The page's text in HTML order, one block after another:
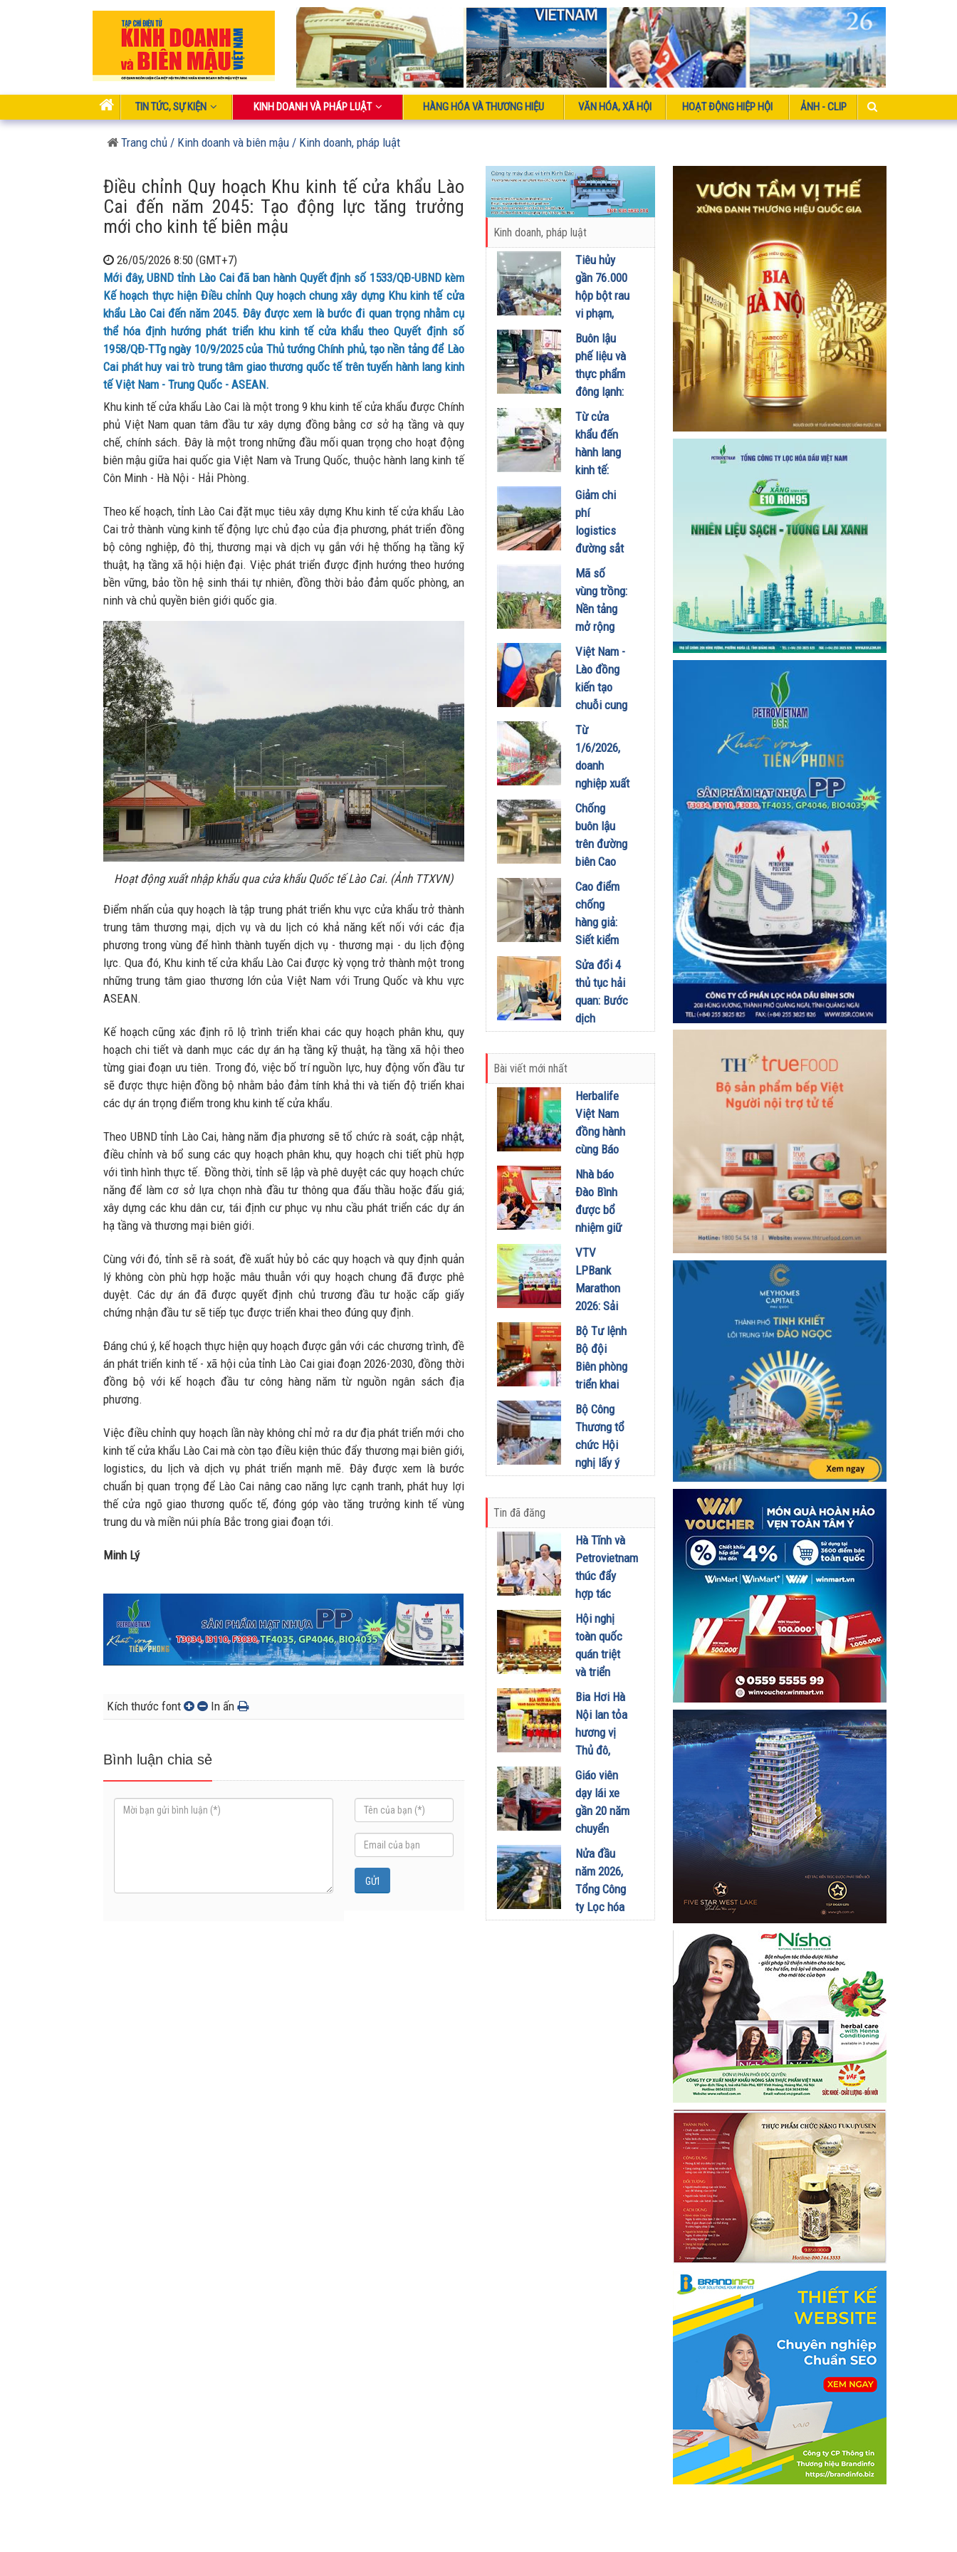
TIN TỨC, SỰ KIỆN KINH DOANH VÀ PHÁP LUẬT HÀNG HÓA VÀ THƯƠNG HIỆU VĂN HÓA, XÃ HỘI HOẠT ĐỘNG HIỆP HỘI ẢNH - CLIP
Trang chủ / Kinh doanh và biên mậu / Kinh doanh, pháp luật
Điều chỉnh Quy hoạch Khu kinh tế cửa khẩu Lào
Cai đến năm 2045: Tạo động lực tăng trưởng
mới cho kinh tế biên mậu
26/05/2026 8:50 (GMT+7)
Mới đây, UBND tỉnh Lào Cai đã ban hành Quyết định số 1533/QĐ-UBND kèm
Kế hoạch thực hiện Điều chỉnh Quy hoạch chung xây dựng Khu kinh tế cửa
khẩu Lào Cai đến năm 2045. Đây được xem là bước đi quan trọng nhằm cụ
thể hóa định hướng phát triển khu kinh tế cửa khẩu theo Quyết định số
1958/QĐ-TTg ngày 10/9/2025 của Thủ tướng Chính phủ, tạo nền tảng để Lào
Cai phát huy vai trò trung tâm giao thương quốc tế trên tuyến hành lang kinh
tế Việt Nam - Trung Quốc - ASEAN.
Khu kinh tế cửa khẩu Lào Cai là một trong 9 khu kinh tế cửa khẩu được Chính
phủ Việt Nam quan tâm đầu tư xây dựng đồng bằng cơ sở hạ tầng và quy
chế, chính sách. Đây là một trong những đầu mối quan trọng cho hoạt động
biên mậu giữa hai quốc gia Việt Nam và Trung Quốc, thuộc hành lang kinh tế
Côn Minh - Hà Nội - Hải Phòng.
Theo kế hoạch, tỉnh Lào Cai đặt mục tiêu xây dựng Khu kinh tế cửa khẩu Lào
Cai trở thành vùng kinh tế động lực chủ đạo của địa phương, phát triển đồng
bộ công nghiệp, đô thị, thương mại và dịch vụ gắn với hệ thống hạ tầng kỹ
thuật, hạ tầng xã hội hiện đại. Việc phát triển được định hướng theo hướng
bền vững, bảo tồn hệ sinh thái tự nhiên, đồng thời bảo đảm quốc phòng, an
ninh và chủ quyền biên giới quốc gia.
Hoạt động xuất nhập khẩu qua cửa khẩu Quốc tế Lào Cai. (Ảnh TTXVN)
Điểm nhấn của quy hoạch là tập trung phát triển khu vực cửa khẩu trở thành
trung tâm thương mại, dịch vụ và du lịch có khả năng kết nối với các địa
phương trong vùng để hình thành tuyến dịch vụ - thương mại - du lịch động
lực. Qua đó, Khu kinh tế cửa khẩu Lào Cai được kỳ vọng trở thành một trong
những trung tâm giao thương lớn của Việt Nam với Trung Quốc và khu vực
ASEAN.
Kế hoạch cũng xác định rõ lộ trình triển khai các quy hoạch phân khu, quy
hoạch chi tiết và danh mục các dự án hạ tầng kỹ thuật, hạ tầng xã hội theo
từng giai đoạn ưu tiên. Trong đó, việc bố trí nguồn lực, huy động vốn đầu tư
sẽ được thực hiện đồng bộ nhằm bảo đảm tính khả thi và tiến độ triển khai
các dự án trọng điểm trong khu kinh tế cửa khẩu.
Theo UBND tỉnh Lào Cai, hàng năm địa phương sẽ tổ chức rà soát, cập nhật,
điều chỉnh và bổ sung các quy hoạch phân khu, quy hoạch chi tiết phù hợp
với tình hình thực tế. Đồng thời, tỉnh sẽ lập và phê duyệt các quy hoạch chức
năng để làm cơ sở lựa chọn nhà đầu tư thông qua đấu thầu hoặc đấu giá;
xây dựng các khu dân cư, tái định cư phục vụ nhu cầu phát triển các dự án
hạ tầng và thương mại biên giới.
Cùng với đó, tỉnh sẽ rà soát, đề xuất hủy bỏ các quy hoạch và quy định quản
lý không còn phù hợp hoặc mâu thuẫn với quy hoạch chung đã được phê
duyệt. Các dự án đã được quyết định chủ trương đầu tư hoặc cấp giấy
chứng nhận đầu tư sẽ tiếp tục được triển khai theo đúng quy định.
Đáng chú ý, kế hoạch thực hiện quy hoạch được gắn với các chương trình, đề
án phát triển kinh tế - xã hội của tỉnh Lào Cai giai đoạn 2026-2030, đồng thời
đồng bộ với kế hoạch đầu tư công hàng năm từ nguồn ngân sách địa
phương.
Việc điều chỉnh quy hoạch lần này không chỉ mở ra dư địa phát triển mới cho
kinh tế cửa khẩu Lào Cai mà còn tạo điều kiện thúc đẩy thương mại biên giới,
logistics, du lịch và dịch vụ phát triển mạnh mẽ. Đây được xem là bước
chuẩn bị quan trọng để Lào Cai nâng cao năng lực cạnh tranh, phát huy lợi
thế cửa ngõ giao thương quốc tế, đóng góp vào tăng trưởng kinh tế vùng
trung du và miền núi phía Bắc trong giai đoạn tới.
Minh Lý
Kích thước font In ấn
Bình luận chia sẻ
Kinh doanh, pháp luật
Tiêu hủy
gần 76.000
hộp bột rau
vi phạm,
tăng cường
bảo vệ
quyền lợi
người tiêu
dùng
29/07/2026
Buôn lậu
phế liệu và
thực phẩm
đông lạnh:
"Điểm
nghẽn" đối
với phát
triển
biên mậu
bền vững
27/06/2026
Từ cửa
khẩu đến
hành lang
kinh tế:
Động lực
mới cho
liên kết
kinh tế Việt
Nam -
Campuchia
- Lào
16/06/2026
Giảm chi
phí
logistics
đường sắt
qua Lào
Cai: Cần
sớm điều
chỉnh giá
cước liên
vận quốc
tế
12/06/2026
Mã số
vùng trồng:
Nền tảng
mở rộng
xuất khẩu
chính
ngạch trái
cây
Việt Nam -
Lào đồng
kiến tạo
chuỗi cung
ứng 4 tỷ
USD
05/06/2026
Từ
1/6/2026,
doanh
nghiệp xuất
khẩu thực
phẩm sang
Trung Quốc
phải tuân
định mới
theo Lệnh
280
25/05/2026
Chống
buôn lậu
trên đường
biên Cao
Bằng :
Những nỗ
lực không
ngừng nghỉ
chiến sĩ
tuyến đầu
14/05/2026
Cao điểm
chống
hàng giả:
Siết kiểm
tra hàng
hóa xâm
phạm sở
hữu trí tuệ
08/05/2026
Sửa đổi 4
thủ tục hải
quan: Bước
dịch
chuyển
sang quản
dữ liệu và
tác động
đến biên
mậu
Bài viết mới nhất
Herbalife
Việt Nam
đồng hành
cùng Báo
Sức khỏe
và Đời
sống tổ
chức Cuộc
thi “Tôi
Khỏe Đẹp
Hơn” lần
thứ 5 để
khuyến
khích mọi
người trở
thành
phiên bản
chính mình
01/08/2026
Nhà báo
Đào Bình
được bổ
nhiệm giữ
chức Tổng
Biên tập
Tạp chí
Doanh
Đầu tư
01/08/2026
VTV
LPBank
Marathon
2026: Sải
bước qua
miền Di
sản, lan
tỏa giá trị
xanh
31/07/2026
Bộ Tư lệnh
Bộ đội
Biên phòng
triển khai
phương
hướng,
nhiệm vụ
trọng tâm
tháng
Bộ Công
Thương tổ
chức Hội
nghị lấy ý
kiến dự
thảo Nghị
kinh doanh
xăng dầu
29/07/2026
Tin đã đăng
Hà Tĩnh và
Petrovietnam
thúc đẩy
hợp tác
phát triển
trung tâm
công
nghiệp -
sinh thái
tại Vũng
Áng
29/07/2026
Hội nghị
toàn quốc
quán triệt
và triển
khai thực
hiện Nghị
quyết Hội
nghị Trung
29/07/2026
Bia Hơi Hà
Nội lan tỏa
hương vị
Thủ đô,
khuấy động
mùa hè tại
TP. Hồ Chí
Minh
Giáo viên
dạy lái xe
gần 20 năm
chuyển
sang dùng
Limo
Green: Tôi
đã hiểu vì
sao xe điện
Nửa đầu
năm 2026,
Tổng Công
ty Lọc hóa
dầu Việt